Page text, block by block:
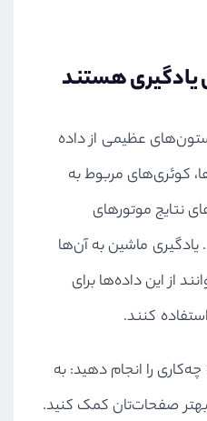
عظیمی از داده
کوئری‌های مربوط به
نتایج موتورهای
ماشین به آن‌ها
از این داده‌ها برای
کنند.
شما می‌توانید در سال ۲۰۱۸ چه‌کاری را انجام دهید: به
صفحات‌تان کمک کنید.